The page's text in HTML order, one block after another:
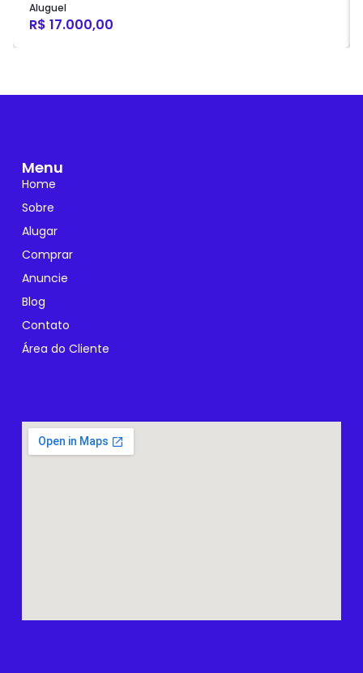
Aluguel
R$ 17.000,00
Menu
Home
Sobre
Alugar
Comprar
Anuncie
Blog
Contato
Área do Cliente